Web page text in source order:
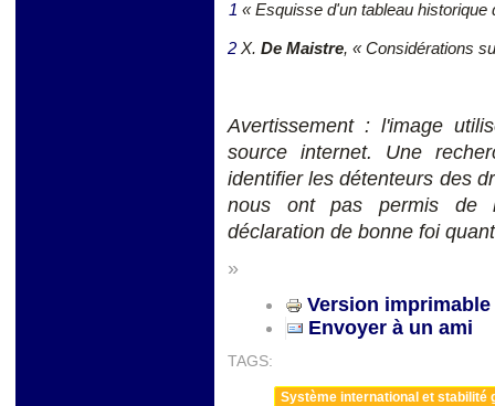
1 « Esquisse d'un tableau
2 X. De Maistre, « Considérations
Avertissement : l'image
source internet. Une
identifier les détenteurs des
nous ont pas permis de
déclaration de bonne foi
»
Version imprimable
Envoyer à un ami
TAGS:
Système international et stabilité